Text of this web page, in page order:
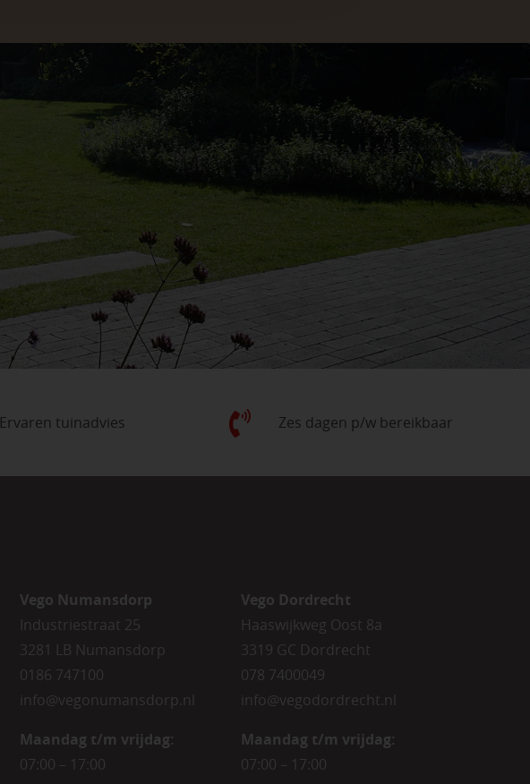
Ervaren tuinadvies Zes dagen p/w bereikbaar
Vego Numansdorp
Industriestraat 25
3281 LB Numansdorp
0186 747100
info@vegonumansdorp.nl
Maandag t/m vrijdag:
07:00 – 17:00
Vego Dordrecht
Haaswijkweg Oost 8a
3319 GC Dordrecht
078 7400049
info@vegodordrecht.nl
Maandag t/m vrijdag:
07:00 – 17:00